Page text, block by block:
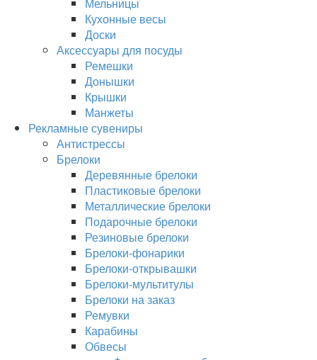
Кухонные весы
Доски
Аксессуары для посуды
Ремешки
Донышки
Крышки
Манжеты
Рекламные сувениры
Антистрессы
Брелоки
Деревянные брелоки
Пластиковые брелоки
Металлические брелоки
Подарочные брелоки
Резиновые брелоки
Брелоки-фонарики
Брелоки-открывашки
Брелоки-мультитулы
Брелоки на заказ
Ремувки
Карабины
Обвесы